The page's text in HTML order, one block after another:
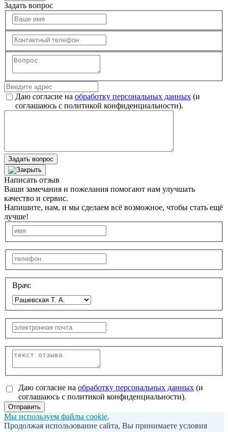
Задать вопрос
Даю согласие на обработку персональных данных(и
соглашаюсь с политикой конфиденциальности).
Задать вопрос
Написать отзыв
Ваши замечания и пожелания помогают нам улучшать
качество и сервис.
Напишите, нам, и мы сделаем всё возможное, чтобы стать ещё
лучше!
Врач:
Даю согласие на обработку персональных данных (и
соглашаюсь с политикой конфиденциальности).
Отправить
Мы используем файлы cookie.
Продолжая использование сайта, Вы принимаете условия